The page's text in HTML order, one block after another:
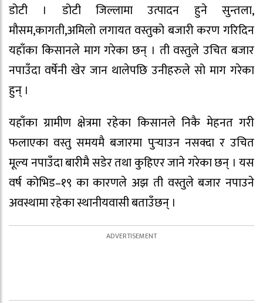
डोटी । डोटी जिल्लामा उत्पादन हुने सुन्तला,
मौसम,कागती,अमिलो लगायत वस्तुको बजारी करण गरिदिन
यहाँका किसानले माग गरेका छन् । ती वस्तुले उचित बजार
नपाउँदा वर्षेनी खेर जान थालेपछि उनीहरुले सो माग गरेका
हुन् ।
यहाँका ग्रामीण क्षेत्रमा रहेका किसानले निकै मेहनत गरी
फलाएका वस्तु समयमै बजारमा पुर्‍याउन नसक्दा र उचित
मूल्य नपाउँदा बारीमै सडेर तथा कुहिएर जाने गरेका छन् । यस
वर्ष कोभिड–१९ का कारणले अझ ती वस्तुले बजार नपाउने
अवस्थामा रहेका स्थानीयवासी बताउँछन् ।